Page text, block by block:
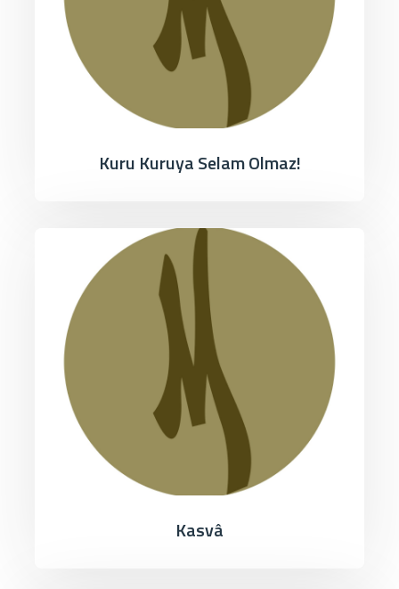
Kuru Kuruya Selam Olmaz!
Kasvâ